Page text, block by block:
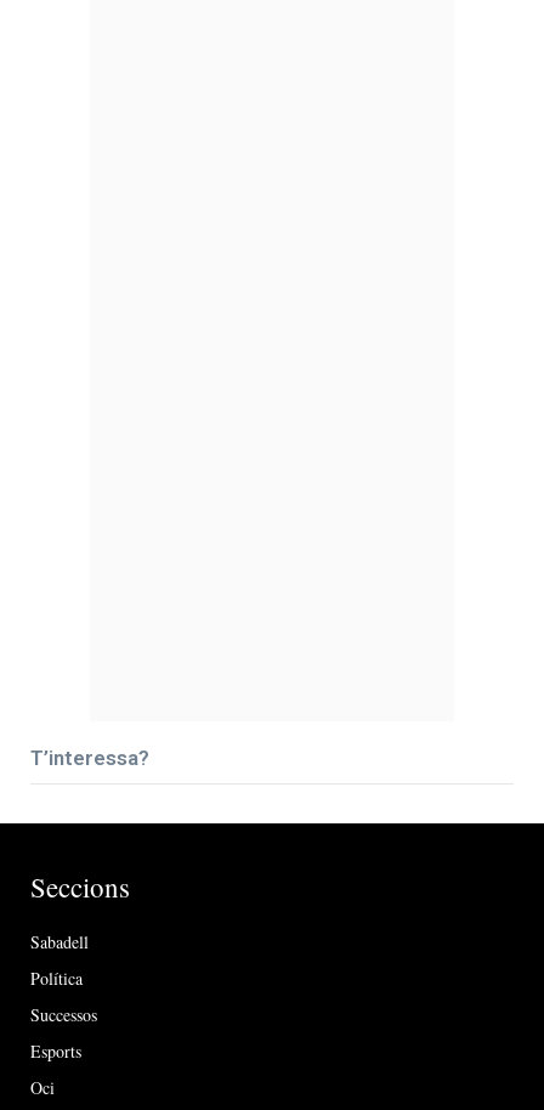
T’interessa?
Seccions
Sabadell
Política
Successos
Esports
Oci